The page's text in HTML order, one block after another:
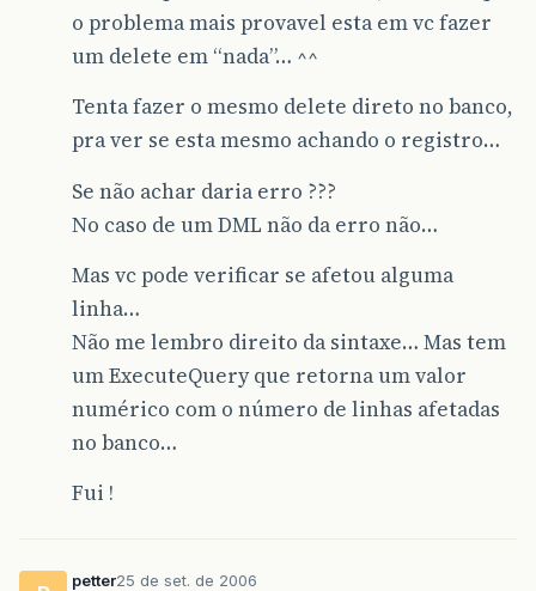
o problema mais provavel esta em vc fazer
um delete em “nada”… ^^
Tenta fazer o mesmo delete direto no banco,
pra ver se esta mesmo achando o registro…
Se não achar daria erro ???
No caso de um DML não da erro não…
Mas vc pode verificar se afetou alguma
linha…
Não me lembro direito da sintaxe… Mas tem
um ExecuteQuery que retorna um valor
numérico com o número de linhas afetadas
no banco…
Fui !
petter25 de set. de 2006